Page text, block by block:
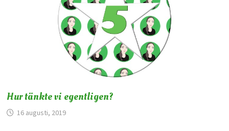
Hur tänkte vi egentligen?
16 augusti, 2019